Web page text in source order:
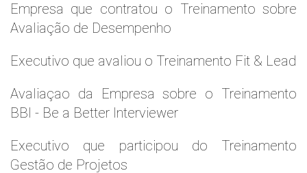
Empresa que contratou o Treinamento sobre
Avaliação de Desempenho
Executivo que avaliou o Treinamento Fit & Lead
Avaliaçao da Empresa sobre o Treinamento
BBI - Be a Better Interviewer
Executivo que participou do Treinamento
Gestão de Projetos